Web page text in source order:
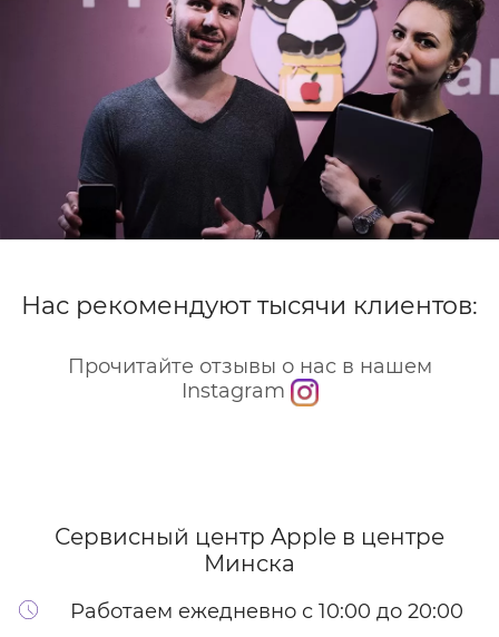
Нас рекомендуют тысячи клиентов:
Прочитайте отзывы о нас в нашем
Instagram
Сервисный центр Apple в центре
Минска
Работаем ежедневно с 10:00 до 20:00